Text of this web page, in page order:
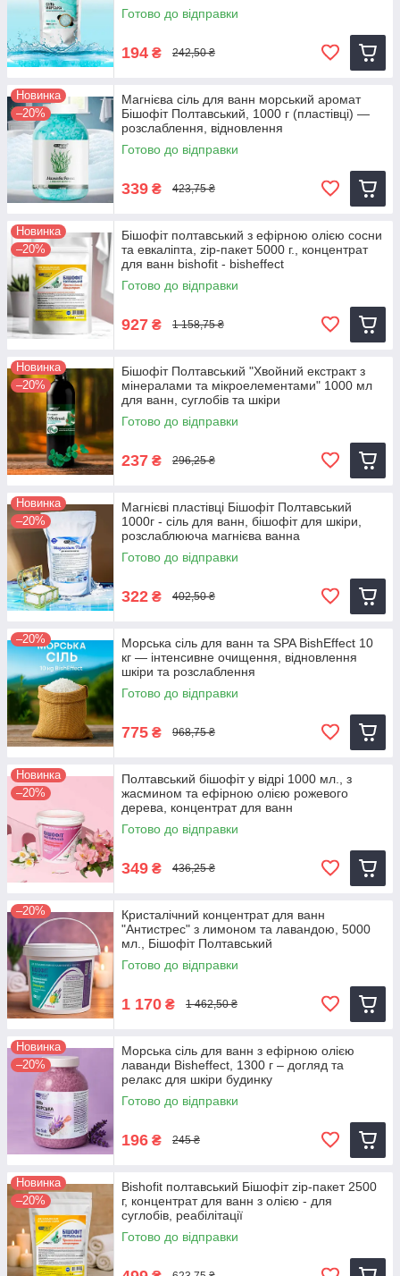
Готово до відправки
194 ₴ 242,50 ₴
Новинка
–20%
Магнієва сіль для ванн морський аромат
Бішофіт Полтавський, 1000 г (пластівці) —
розслаблення, відновлення
Готово до відправки
339 ₴ 423,75 ₴
Новинка
–20%
Бішофіт полтавський з ефірною олією сосни
та евкаліпта, zip-пакет 5000 г., концентрат
для ванн bishofit - bisheffect
Готово до відправки
927 ₴ 1 158,75 ₴
Новинка
–20%
Бішофіт Полтавський "Хвойний екстракт з
мінералами та мікроелементами" 1000 мл
для ванн, суглобів та шкіри
Готово до відправки
237 ₴ 296,25 ₴
Новинка
–20%
Магнієві пластівці Бішофіт Полтавський
1000г - сіль для ванн, бішофіт для шкіри,
розслаблююча магнієва ванна
Готово до відправки
322 ₴ 402,50 ₴
–20%
Морська сіль для ванн та SPA BishEffect 10
кг — інтенсивне очищення, відновлення
шкіри та розслаблення
Готово до відправки
775 ₴ 968,75 ₴
Новинка
–20%
Полтавський бішофіт у відрі 1000 мл., з
жасмином та ефірною олією рожевого
дерева, концентрат для ванн
Готово до відправки
349 ₴ 436,25 ₴
–20%
Кристалічний концентрат для ванн
"Антистрес" з лимоном та лавандою, 5000
мл., Бішофіт Полтавський
Готово до відправки
1 170 ₴ 1 462,50 ₴
Новинка
–20%
Морська сіль для ванн з ефірною олією
лаванди Bisheffect, 1300 г – догляд та
релакс для шкіри будинку
Готово до відправки
196 ₴ 245 ₴
Новинка
–20%
Bishofit полтавський Бішофіт zip-пакет 2500
г, концентрат для ванн з олією - для
суглобів, реабілітації
Готово до відправки